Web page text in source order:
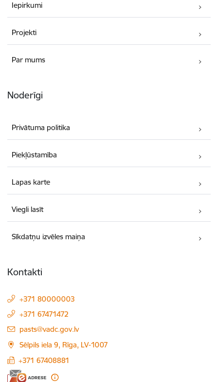
Iepirkumi
Projekti
Par mums
Noderīgi
Privātuma politika
Piekļūstamība
Lapas karte
Viegli lasīt
Sīkdatņu izvēles maiņa
Kontakti
+371 80000003
+371 67471472
E-pasts:
pasts@vadc.gov.lv
Sēlpils iela 9, Rīga, LV-1007
+371 67408881